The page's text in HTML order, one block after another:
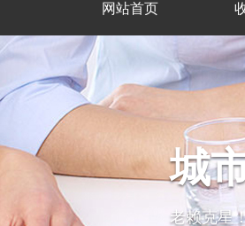
网站首页
城
老赖克星